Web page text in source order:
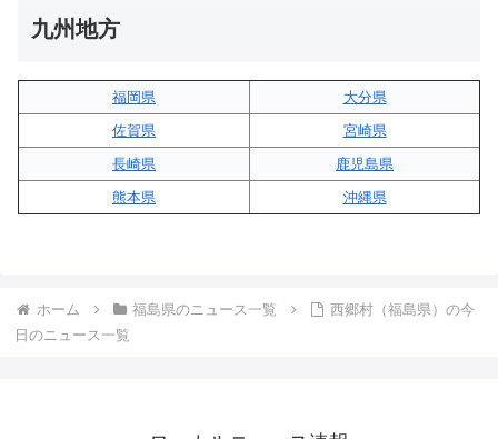
九州地方
福岡県
大分県
佐賀県
宮崎県
長崎県
鹿児島県
熊本県
沖縄県
ホーム 福島県のニュース一覧
西郷村（福島県）の今
日のニュース一覧